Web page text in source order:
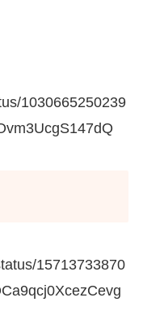
1030665250239
15713733870